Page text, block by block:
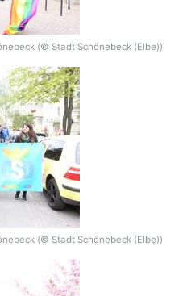
(© Stadt Schönebeck (Elbe))
(© Stadt Schönebeck (Elbe))